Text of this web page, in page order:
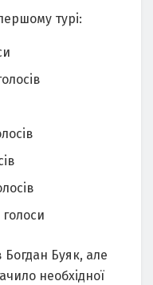
турi:
Буяк, але
необхiдної